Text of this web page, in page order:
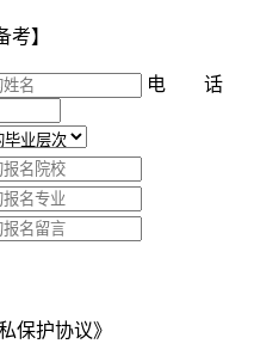
考】
电 话
保护协议》